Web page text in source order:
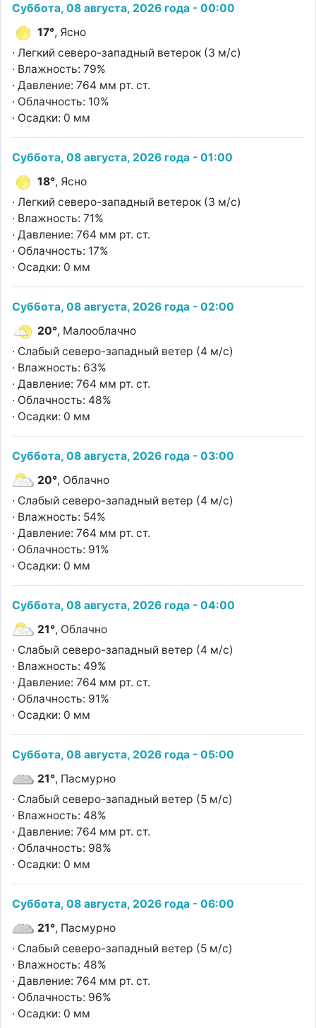
Суббота, 08 августа, 2026 года - 00:00
17°, Ясно
· Легкий северо-западный ветерок (3 м/с)
· Влажность: 79%
· Давление: 764 мм рт. ст.
· Облачность: 10%
· Осадки: 0 мм
Суббота, 08 августа, 2026 года - 01:00
18°, Ясно
· Легкий северо-западный ветерок (3 м/с)
· Влажность: 71%
· Давление: 764 мм рт. ст.
· Облачность: 17%
· Осадки: 0 мм
Суббота, 08 августа, 2026 года - 02:00
20°, Малооблачно
· Слабый северо-западный ветер (4 м/с)
· Влажность: 63%
· Давление: 764 мм рт. ст.
· Облачность: 48%
· Осадки: 0 мм
Суббота, 08 августа, 2026 года - 03:00
20°, Облачно
· Слабый северо-западный ветер (4 м/с)
· Влажность: 54%
· Давление: 764 мм рт. ст.
· Облачность: 91%
· Осадки: 0 мм
Суббота, 08 августа, 2026 года - 04:00
21°, Облачно
· Слабый северо-западный ветер (4 м/с)
· Влажность: 49%
· Давление: 764 мм рт. ст.
· Облачность: 91%
· Осадки: 0 мм
Суббота, 08 августа, 2026 года - 05:00
21°, Пасмурно
· Слабый северо-западный ветер (5 м/с)
· Влажность: 48%
· Давление: 764 мм рт. ст.
· Облачность: 98%
· Осадки: 0 мм
Суббота, 08 августа, 2026 года - 06:00
21°, Пасмурно
· Слабый северо-западный ветер (5 м/с)
· Влажность: 48%
· Давление: 764 мм рт. ст.
· Облачность: 96%
· Осадки: 0 мм